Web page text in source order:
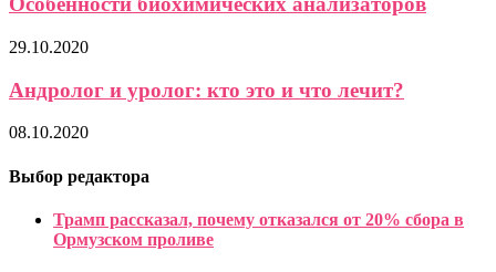
29.10.2020
Андролог и уролог: кто это и что лечит?
08.10.2020
Выбор редактора
Трамп рассказал, почему отказался от 20% сбора в
Ормузском проливе